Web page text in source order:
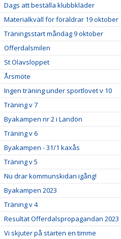
Dags att beställa klubbkläder
Materialkväll för föräldrar 19 oktober
Träningsstart måndag 9 oktober
Offerdalsmilen
St Olavsloppet
Årsmöte
Ingen träning under sportlovet v 10
Träning v 7
Byakampen nr 2 i Landön
Träning v 6
Byakampen - 31/1 kaxås
Träning v 5
Nu drar kommunskidan igång!
Byakampen 2023
Träning v 4
Resultat Offerdalspropagandan 2023
Vi skjuter på starten en timme